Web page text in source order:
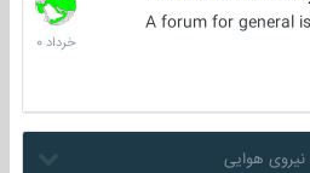
A forum for
خرداد
1400